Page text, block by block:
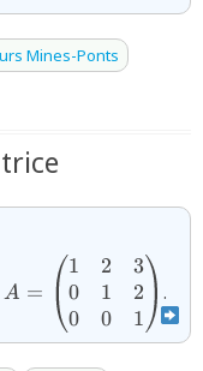
Mines-Ponts
& 2 & 3 \\0 & 1 & 2
\\0 & 0 &
1\end{pmatrix}}
A =
1
0
0
2
1
0
3
2
1
.